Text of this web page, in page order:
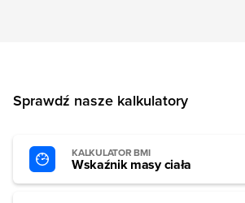
Sprawdź nasze kalkulatory
KALKULATOR BMI
Wskaźnik masy ciała